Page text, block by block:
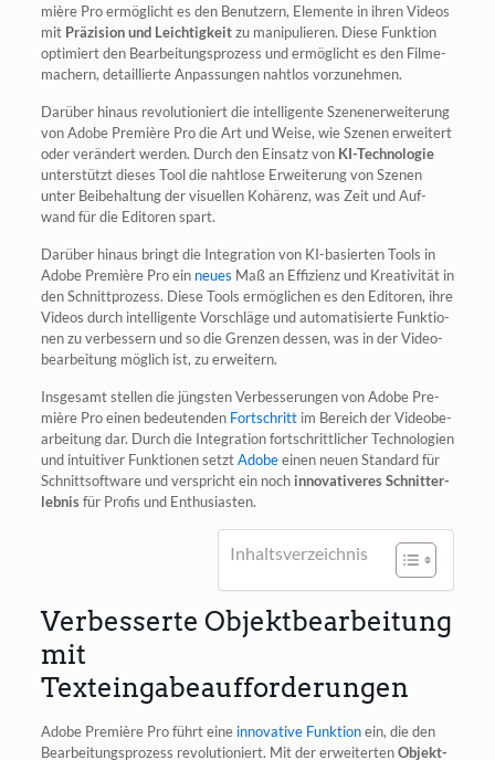
miè­re Pro ermög­licht es den Benut­zern, Ele­men­te in ihren Vide­os
mit Prä­zi­si­on und Leich­tig­keitzu mani­pu­lie­ren. Die­se Funk­ti­on
opti­miert den Bear­bei­tungs­pro­zess und ermög­licht es den Fil­me­
ma­chern, detail­lier­te Anpas­sun­gen naht­los vorzunehmen.
Dar­über hin­aus revo­lu­tio­niert die intel­li­gen­te Sze­n­e­n­er­wei­te­rung
von Ado­be Pre­miè­re Pro die Art und Wei­se, wie Sze­nen erwei­tert
oder ver­än­dert wer­den. Durch den Ein­satz von KI-Tech­no­lo­gie
unter­stützt die­ses Tool die naht­lo­se Erwei­te­rung von Sze­nen
unter Bei­be­hal­tung der visu­el­len Kohä­renz, was Zeit und Auf­
wand für die Edi­to­ren spart.
Dar­über hin­aus bringt die Inte­gra­ti­on von KI-basier­ten Tools in
Ado­be Pre­miè­re Pro ein neu­es Maß an Effi­zi­enz und Krea­ti­vi­tät in
den Schnitt­pro­zess. Die­se Tools ermög­li­chen es den Edi­to­ren, ihre
Vide­os durch intel­li­gen­te Vor­schlä­ge und auto­ma­ti­sier­te Funk­tio­
nen zu ver­bes­sern und so die Gren­zen des­sen, was in der Video­
be­ar­bei­tung mög­lich ist, zu erweitern.
Ins­ge­samt stel­len die jüngs­ten Ver­bes­se­run­gen von Ado­be Pre­
miè­re Pro einen bedeu­ten­den Fort­schrittim Bereich der Video­be­
ar­bei­tung dar. Durch die Inte­gra­ti­on fort­schritt­li­cher Tech­no­lo­gien
und intui­ti­ver Funk­tio­nen setztAdo­beeinen neu­en Stan­dard für
Schnitt­soft­ware und ver­spricht ein noch inno­va­ti­ve­res Schnit­t­er­
leb­nisfür Pro­fis und Enthusiasten.
Inhalts­ver­zeich­nis
Verbesserte Objektbearbeitung
mit
Texteingabeaufforderungen
Ado­be Pre­miè­re Pro führt eine inno­va­ti­ve Funk­ti­onein, die den
Bear­bei­tungs­pro­zess revo­lu­tio­niert. Mit der erwei­ter­tenObjekt­